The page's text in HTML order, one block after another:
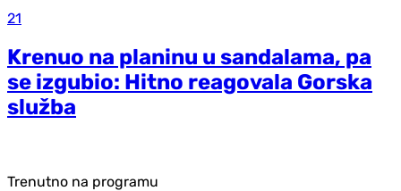
21
Krenuo na planinu u sandalama, pa
se izgubio: Hitno reagovala Gorska
služba
Trenutno na programu